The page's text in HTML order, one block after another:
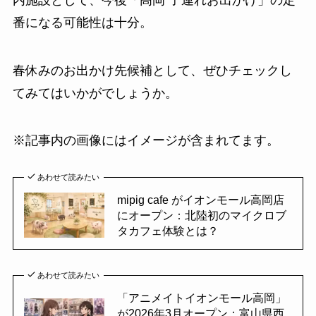
番になる可能性は十分。
春休みのお出かけ先候補として、ぜひチェックし
てみてはいかがでしょうか。
※記事内の画像にはイメージが含まれてます。
あわせて読みたい
mipig cafe がイオンモール高岡店
にオープン：北陸初のマイクロブ
タカフェ体験とは？
あわせて読みたい
「アニメイトイオンモール高岡」
が2026年3月オープン：富山県西